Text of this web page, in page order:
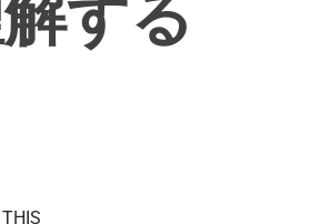
する